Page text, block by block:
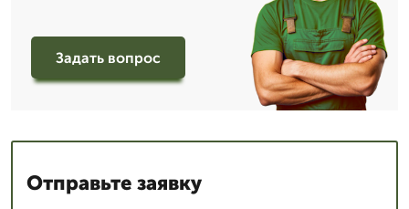
Задать вопрос
Отправьте заявку